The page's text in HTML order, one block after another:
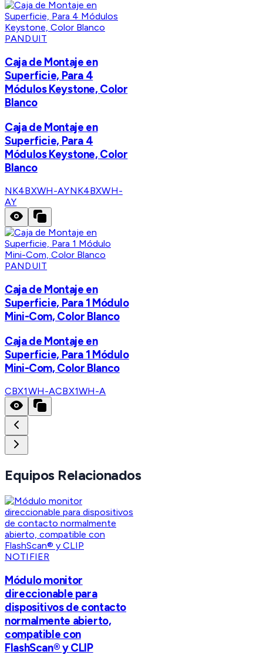
PANDUIT
Caja de Montaje en
Superficie, Para 4
Módulos Keystone, Color
Blanco
Caja de Montaje en
Superficie, Para 4
Módulos Keystone, Color
Blanco
NK4BXWH-AYNK4BXWH-
AY
PANDUIT
Caja de Montaje en
Superficie, Para 1 Módulo
Mini-Com, Color Blanco
Caja de Montaje en
Superficie, Para 1 Módulo
Mini-Com, Color Blanco
CBX1WH-ACBX1WH-A
Equipos Relacionados
NOTIFIER
Módulo monitor
direccionable para
dispositivos de contacto
normalmente abierto,
compatible con
FlashScan® y CLIP